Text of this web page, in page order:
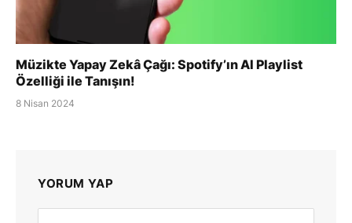
Müzikte Yapay Zekâ Çağı: Spotify’ın AI Playlist
Özelliği ile Tanışın!
8 Nisan 2024
YORUM YAP